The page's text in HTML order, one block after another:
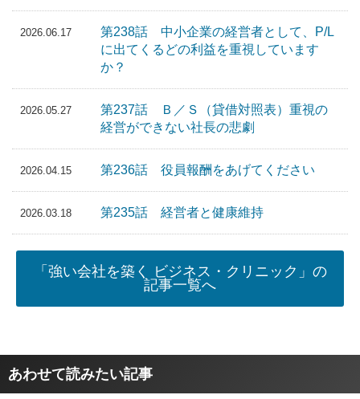
2026.06.17
第238話 中小企業の経営者として、P/L
に出てくるどの利益を重視しています
か？
2026.05.27
第237話 Ｂ／Ｓ（貸借対照表）重視の
経営ができない社長の悲劇
2026.04.15 第236話 役員報酬をあげてください
2026.03.18 第235話 経営者と健康維持
「強い会社を築く ビジネス・クリニック」の
記事一覧へ
あわせて読みたい記事